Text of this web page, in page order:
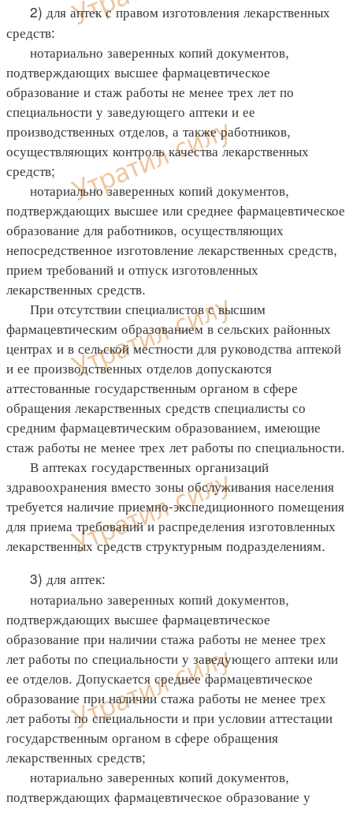
2) для аптек с правом изготовления лекарственных
средств:
нотариально заверенных копий документов,
подтверждающих высшее фармацевтическое
образование и стаж работы не менее трех лет по
специальности у заведующего аптеки и ее
производственных отделов, а также работников,
осуществляющих контроль качества лекарственных
средств;
нотариально заверенных копий документов,
подтверждающих высшее или среднее фармацевтическое
образование для работников, осуществляющих
непосредственное изготовление лекарственных средств,
прием требований и отпуск изготовленных
лекарственных средств.
При отсутствии специалистов с высшим
фармацевтическим образованием в сельских районных
центрах и в сельской местности для руководства аптекой
и ее производственных отделов допускаются
аттестованные государственным органом в сфере
обращения лекарственных средств специалисты со
средним фармацевтическим образованием, имеющие
стаж работы не менее трех лет работы по специальности.
В аптеках государственных организаций
здравоохранения вместо зоны обслуживания населения
требуется наличие приемно-экспедиционного помещения
для приема требований и распределения изготовленных
лекарственных средств структурным подразделениям.
3) для аптек:
нотариально заверенных копий документов,
подтверждающих высшее фармацевтическое
образование при наличии стажа работы не менее трех
лет работы по специальности у заведующего аптеки или
ее отделов. Допускается среднее фармацевтическое
образование при наличии стажа работы не менее трех
лет работы по специальности и при условии аттестации
государственным органом в сфере обращения
лекарственных средств;
нотариально заверенных копий документов,
подтверждающих фармацевтическое образование у